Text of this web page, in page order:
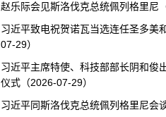
赵乐际会见斯洛伐克总统佩列格里尼
习近平致电祝贺诺瓦当选连任圣多美
07-29）
习近平主席特使、科技部部长阴和俊
仪式（2026-07-29）
习近平同斯洛伐克总统佩列格里尼会